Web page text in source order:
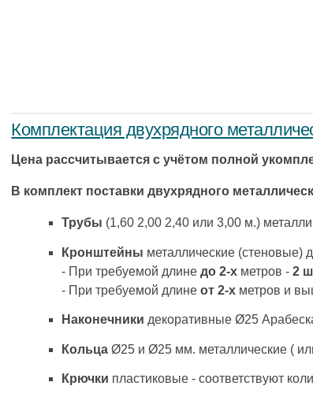
Комплектация двухрядного
Цена рассчитывается с учётом полной
В комплект поставки двухрядного
Трубы (1,60 2,00 2,40 или 3,00 м.)
Кронштейны металлические (стеновые)
- При требуемой длине до 2-хметров - 2
- При требуемой длине от 2-хметров и
Наконечники декоративные Ø25
КольцаØ25 и Ø25 мм. металлические (
Крючки пластиковые - соответствуют